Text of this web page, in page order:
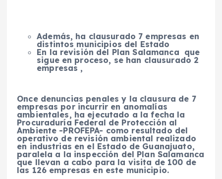
Además, ha clausurado 7 empresas en
distintos municipios del Estado
En la revisión del Plan Salamanca que
sigue en proceso, se han clausurado 2
empresas ,
Once denuncias penales y la clausura de 7
empresas por incurrir en anomalías
ambientales, ha ejecutado a la fecha la
Procuraduría Federal de Protección al
Ambiente -PROFEPA- como resultado del
operativo de revisión ambiental realizado
en industrias en el Estado de Guanajuato,
paralela a la inspección del Plan Salamanca
que llevan a cabo para la visita de 100 de
las 126 empresas en este municipio.